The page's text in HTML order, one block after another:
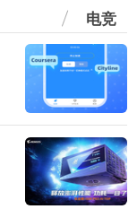
电竞